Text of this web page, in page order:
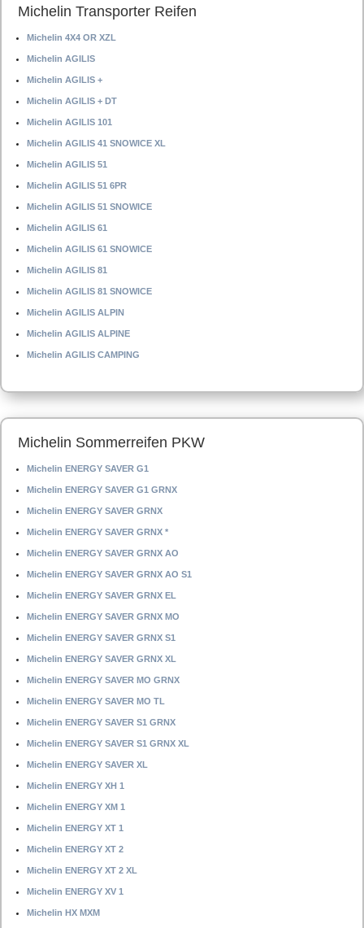
Michelin Transporter Reifen
Michelin 4X4 OR XZL
Michelin AGILIS
Michelin AGILIS +
Michelin AGILIS + DT
Michelin AGILIS 101
Michelin AGILIS 41 SNOWICE XL
Michelin AGILIS 51
Michelin AGILIS 51 6PR
Michelin AGILIS 51 SNOWICE
Michelin AGILIS 61
Michelin AGILIS 61 SNOWICE
Michelin AGILIS 81
Michelin AGILIS 81 SNOWICE
Michelin AGILIS ALPIN
Michelin AGILIS ALPINE
Michelin AGILIS CAMPING
Michelin Sommerreifen PKW
Michelin ENERGY SAVER G1
Michelin ENERGY SAVER G1 GRNX
Michelin ENERGY SAVER GRNX
Michelin ENERGY SAVER GRNX *
Michelin ENERGY SAVER GRNX AO
Michelin ENERGY SAVER GRNX AO S1
Michelin ENERGY SAVER GRNX EL
Michelin ENERGY SAVER GRNX MO
Michelin ENERGY SAVER GRNX S1
Michelin ENERGY SAVER GRNX XL
Michelin ENERGY SAVER MO GRNX
Michelin ENERGY SAVER MO TL
Michelin ENERGY SAVER S1 GRNX
Michelin ENERGY SAVER S1 GRNX XL
Michelin ENERGY SAVER XL
Michelin ENERGY XH 1
Michelin ENERGY XM 1
Michelin ENERGY XT 1
Michelin ENERGY XT 2
Michelin ENERGY XT 2 XL
Michelin ENERGY XV 1
Michelin HX MXM